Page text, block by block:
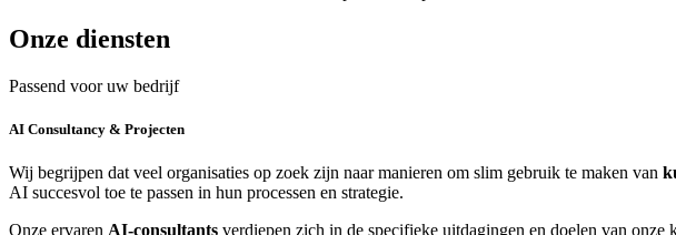
Onze diensten
Passend voor uw bedrijf
AI Consultancy & Projecten
Wij begrijpen dat veel organisaties op zoek zijn naar manieren om slim gebruik te maken van
AI succesvol toe te passen in hun processen en strategie.
Onze ervaren AI-consultants verdiepen zich in de specifieke uitdagingen en doelen van onze